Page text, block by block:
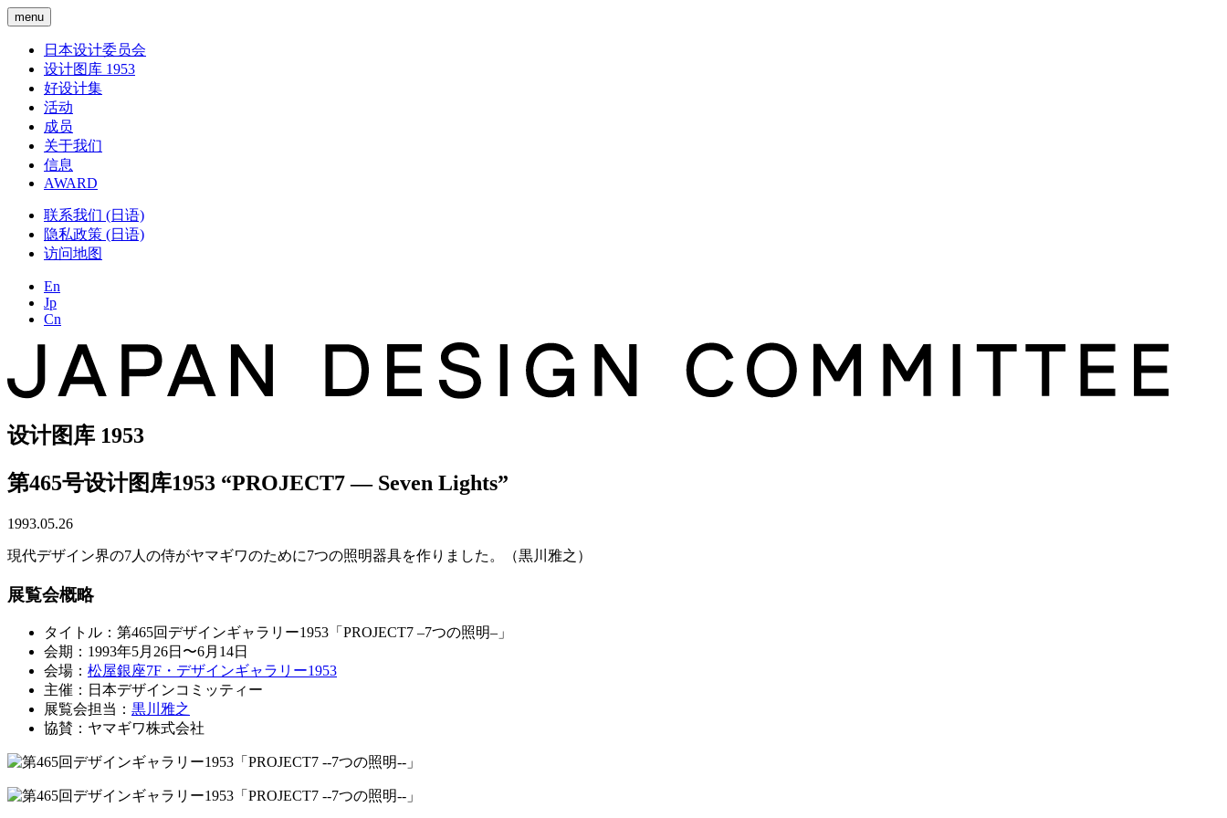
menu
日本设计委员会
设计图库 1953
好设计集
活动
成员
关于我们
信息
AWARD
联系我们 (日语)
隐私政策 (日语)
访问地图
En
Jp
Cn
设计图库 1953
第465号设计图库1953 “PROJECT7 — Seven Lights”
1993.05.26
現代デザイン界の7人の侍がヤマギワのために7つの照明器具を作りました。（黒川雅之）
展覧会概略
タイトル：第465回デザインギャラリー1953「PROJECT7 –7つの照明–」
会期：1993年5月26日〜6月14日
会場： 松屋銀座7F・デザインギャラリー1953
主催：日本デザインコミッティー
展覧会担当： 黒川雅之
協賛：ヤマギワ株式会社